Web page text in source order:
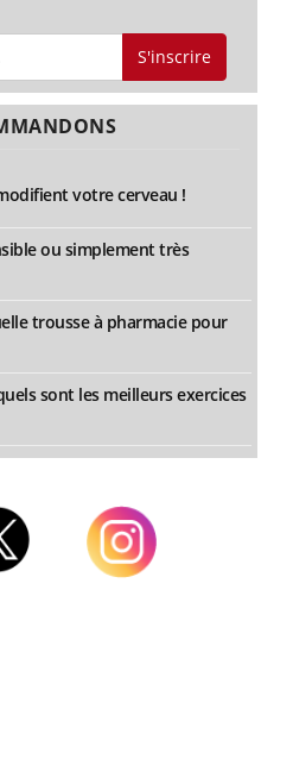
S'inscrire
votre cerveau !
ou simplement très
trousse à pharmacie pour
sont les meilleurs exercices